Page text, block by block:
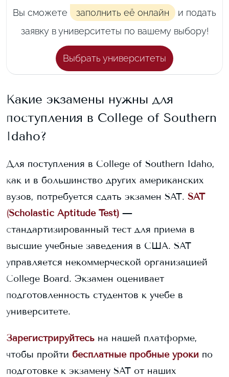
Вы сможете
заполнить её онлайн
и подать
заявку в университеты по вашему выбору!
Выбрать университеты
Какие экзамены нужны для
поступления в College of Southern
Idaho?
Для поступления в College of Southern Idaho,
как и в большинство других американских
вузов, потребуется сдать экзамен SAT. SAT
(Scholastic Aptitude Test) —
стандартизированный тест для приема в
высшие учебные заведения в США. SAT
управляется некоммерческой организацией
College Board. Экзамен оценивает
подготовленность студентов к учебе в
университете.
Зарегистрируйтесь на нашей платформе,
чтобы пройти бесплатные пробные уроки по
подготовке к экзамену SAT от наших